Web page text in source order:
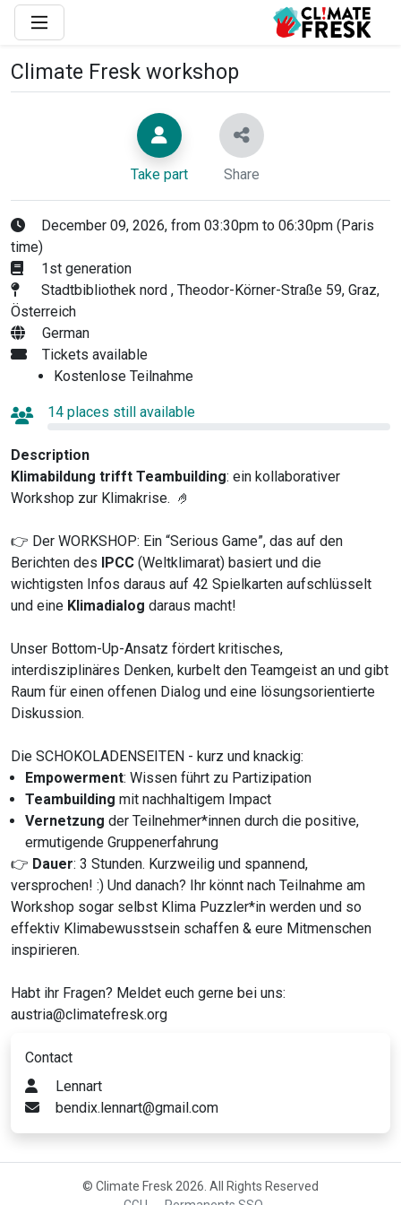
Climate Fresk workshop
Take part Share
December 09, 2026, from 03:30pm to 06:30pm (Paris
time)
1st generation
Stadtbibliothek nord , Theodor-Körner-Straße 59, Graz,
Österreich
German
Tickets available
Kostenlose Teilnahme
14 places still available
Description
Klimabildung trifft Teambuilding: ein kollaborativer
Workshop zur Klimakrise. 🤌
👉 Der WORKSHOP: Ein “Serious Game”, das auf den
Berichten des IPCC (Weltklimarat) basiert und die
wichtigsten Infos daraus auf 42 Spielkarten aufschlüsselt
und eine Klimadialog daraus macht!
Unser Bottom-Up-Ansatz fördert kritisches,
interdisziplinäres Denken, kurbelt den Teamgeist an und gibt
Raum für einen offenen Dialog und eine lösungsorientierte
Diskussion.
Die SCHOKOLADENSEITEN - kurz und knackig:
Empowerment: Wissen führt zu Partizipation
Teambuilding mit nachhaltigem Impact
Vernetzung der Teilnehmer*innen durch die positive,
ermutigende Gruppenerfahrung
👉 Dauer: 3 Stunden. Kurzweilig und spannend,
versprochen! :) Und danach? Ihr könnt nach Teilnahme am
Workshop sogar selbst Klima Puzzler*in werden und so
effektiv Klimabewusstsein schaffen & eure Mitmenschen
inspirieren.
Habt ihr Fragen? Meldet euch gerne bei uns:
austria@climatefresk.org
Contact
Lennart
bendix.lennart@gmail.com
© Climate Fresk 2026. All Rights Reserved